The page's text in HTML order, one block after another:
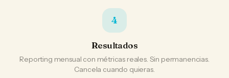
4
Resultados
Reporting mensual con métricas reales. Sin permanencias.
Cancela cuando quieras.